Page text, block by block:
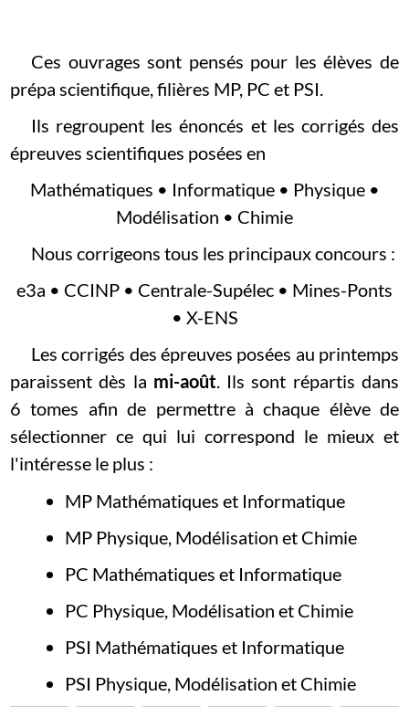
Ces ouvrages sont pensés pour les élèves de
prépa scientifique, filières MP, PC et PSI.
Ils regroupent les énoncés et les corrigés des
épreuves scientifiques posées en
Mathématiques • Informatique • Physique •
Modélisation • Chimie
Nous corrigeons tous les principaux concours :
e3a • CCINP • Centrale-Supélec • Mines-Ponts
• X-ENS
Les corrigés des épreuves posées au printemps
paraissent dès la mi-août. Ils sont répartis dans
6 tomes afin de permettre à chaque élève de
sélectionner ce qui lui correspond le mieux et
l'intéresse le plus :
MP Mathématiques et Informatique
MP Physique, Modélisation et Chimie
PC Mathématiques et Informatique
PC Physique, Modélisation et Chimie
PSI Mathématiques et Informatique
PSI Physique, Modélisation et Chimie